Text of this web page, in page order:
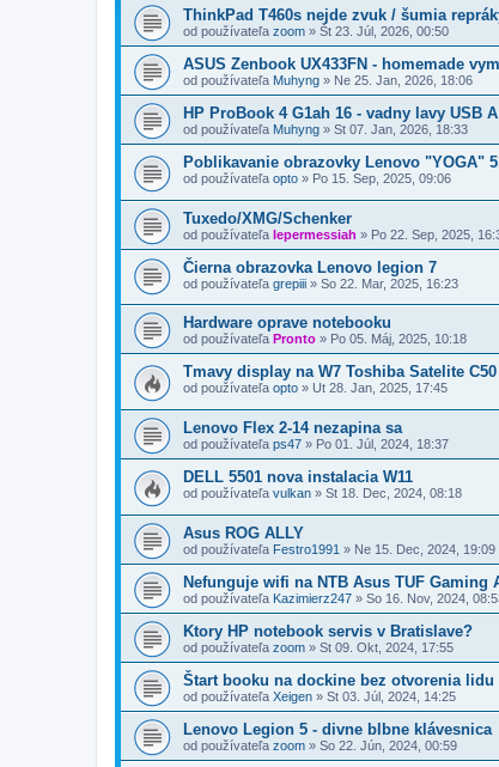
ThinkPad T460s nejde zvuk / šumia
od používateľa zoom » Št 23. Júl, 2026, 00:50
ASUS Zenbook UX433FN - homemade
od používateľa Muhyng » Ne 25. Jan, 2026, 18:06
HP ProBook 4 G1ah 16 - vadny lavy USB
od používateľa Muhyng » St 07. Jan, 2026, 18:33
Poblikavanie obrazovky Lenovo "YOGA"
od používateľa opto » Po 15. Sep, 2025, 09:06
Tuxedo/XMG/Schenker
od používateľa lepermessiah » Po 22. Sep, 2025,
Čierna obrazovka Lenovo legion 7
od používateľa grepiii » So 22. Mar, 2025, 16:23
Hardware oprave notebooku
od používateľa Pronto » Po 05. Máj, 2025, 10:18
Tmavy display na W7 Toshiba Satelite
od používateľa opto » Ut 28. Jan, 2025, 17:45
Lenovo Flex 2-14 nezapina sa
od používateľa ps47 » Po 01. Júl, 2024, 18:37
DELL 5501 nova instalacia W11
od používateľa vulkan » St 18. Dec, 2024, 08:18
Asus ROG ALLY
od používateľa Festro1991 » Ne 15. Dec, 2024, 19:09
Nefunguje wifi na NTB Asus TUF Gaming
od používateľa Kazimierz247 » So 16. Nov, 2024,
Ktory HP notebook servis v Bratislave?
od používateľa zoom » St 09. Okt, 2024, 17:55
Štart booku na dockine bez otvorenia lidu
od používateľa Xeigen » St 03. Júl, 2024, 14:25
Lenovo Legion 5 - divne blbne klávesnica
od používateľa zoom » So 22. Jún, 2024, 00:59